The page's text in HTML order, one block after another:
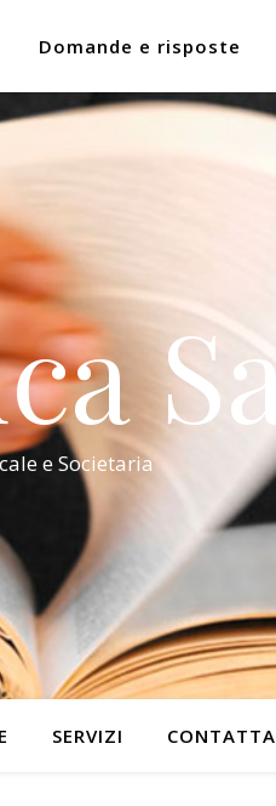
Domande e risposte
e Societaria
SERVIZI